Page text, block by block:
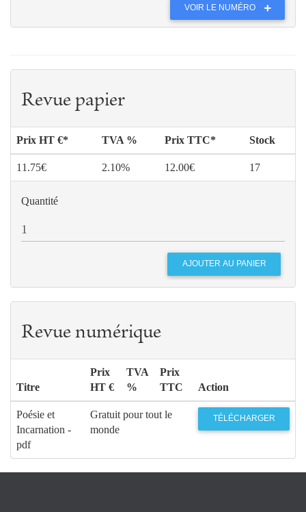
VOIR LE NUMÉRO
Revue papier
Prix HT €* TVA % Prix TTC* Stock
11.75€ 2.10% 12.00€ 17
Quantité
Revue numérique
Titre
Prix
HT €
TVA
%
Prix
TTC
Action
Poésie et
Incarnation -
pdf
Gratuit pour tout le
monde
TÉLÉCHARGER